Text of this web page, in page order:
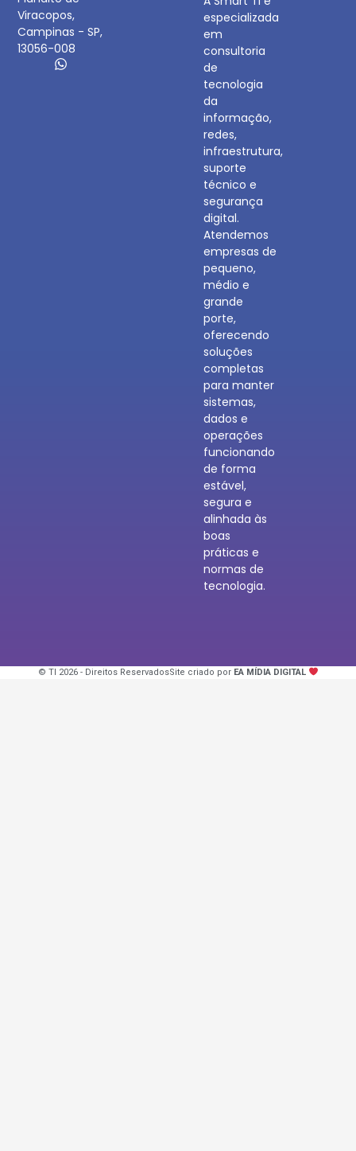
Viracopos,
Campinas - SP,
13056-008
especializada
em
consultoria
de
tecnologia
da
informação,
redes,
infraestrutura,
suporte
técnico e
segurança
digital.
Atendemos
empresas de
pequeno,
médio e
grande
porte,
oferecendo
soluções
completas
para manter
sistemas,
dados e
operações
funcionando
de forma
estável,
segura e
alinhada às
boas
práticas e
normas de
tecnologia.
© TI 2026 - Direitos ReservadosSite criado por EA MÍDIA DIGITAL